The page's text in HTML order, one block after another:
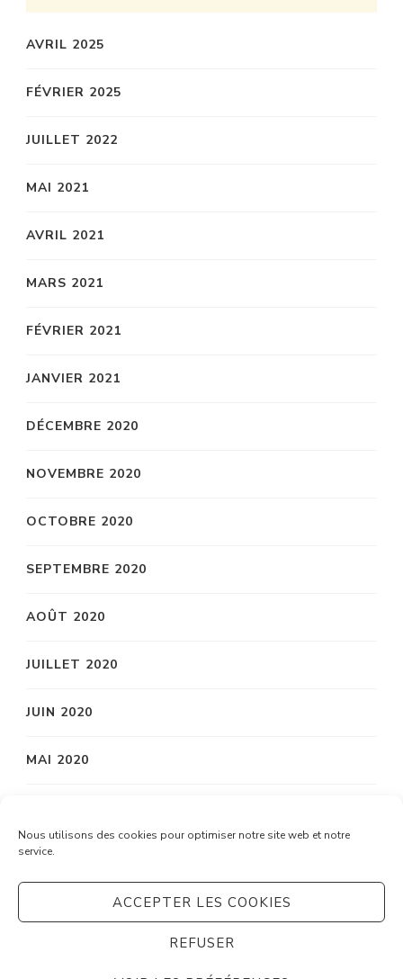
Nous utilisons des cookies pour optimiser notre site web et notre
service.
ACCEPTER LES COOKIES
REFUSER
AVRIL 2025
FÉVRIER 2025
JUILLET 2022
MAI 2021
AVRIL 2021
MARS 2021
FÉVRIER 2021
JANVIER 2021
DÉCEMBRE 2020
NOVEMBRE 2020
OCTOBRE 2020
SEPTEMBRE 2020
AOÛT 2020
JUILLET 2020
JUIN 2020
MAI 2020
MARS 2020
Système C. Tous droits réservés.